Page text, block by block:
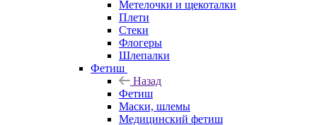
Метелочки и щекоталки
Плети
Стеки
Флогеры
Шлепалки
Фетиш
Назад
Фетиш
Маски, шлемы
Медицинский фетиш